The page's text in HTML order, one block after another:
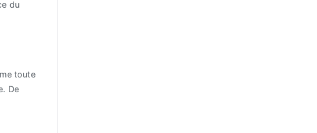
du
toute
De